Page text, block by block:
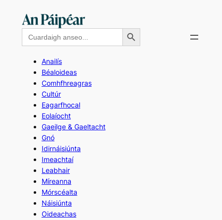
contentSearch
for:
Search Button
Anailís
Béaloideas
Comhfhreagras
Cultúr
Eagarfhocal
Eolaíocht
Gaeilge & Gaeltacht
Gnó
Idirnáisiúnta
Imeachtaí
Leabhair
Míreanna
Mórscéalta
Náisiúnta
Oideachas